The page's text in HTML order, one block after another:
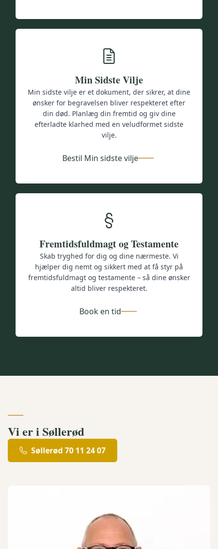
Min Sidste Vilje
Min sidste vilje er et dokument, der sikrer, at dine
ønsker for begravelsen bliver respekteret efter
din død. Planlæg din fremtid og giv dine
efterladte klarhed med en veludformet sidste
vilje.
Bestil Min sidste vilje
Fremtidsfuldmagt og Testamente
Skab tryghed for dig og dine nærmeste. Vi
hjælper dig nemt og sikkert med at få styr på
fremtidsfuldmagt og testamente – så dine ønsker
altid bliver respekteret.
Book en tid
Vi er i Søllerød
Søllerød 70 11 24 07